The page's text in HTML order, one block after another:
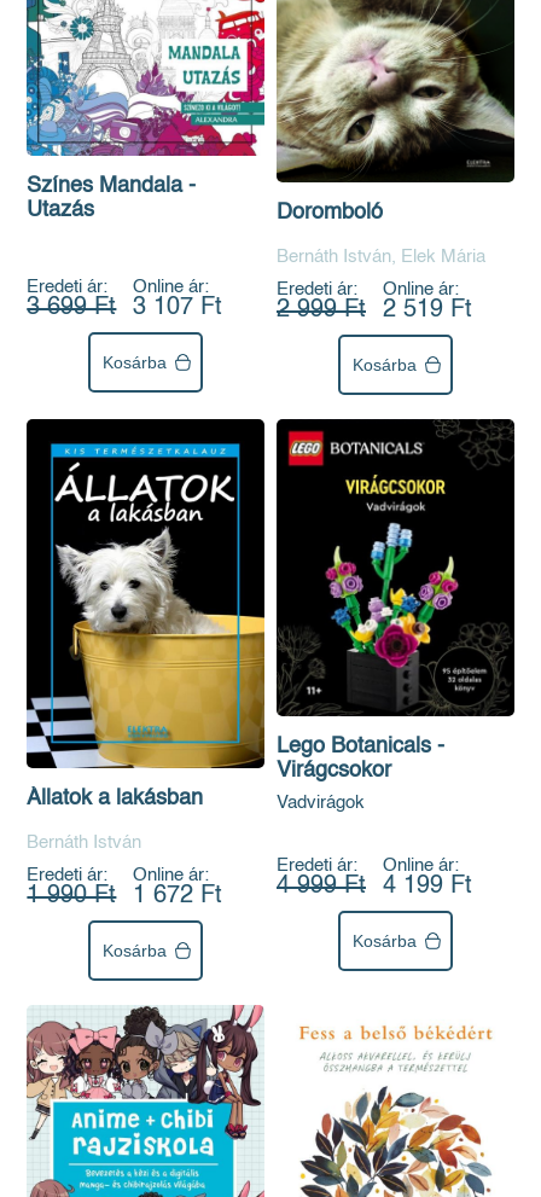
Színes Mandala -
Utazás
Eredeti ár:
3 699 Ft
Online ár:
3 107 Ft
Kosárba
Doromboló
Bernáth István, Elek Mária
Eredeti ár:
2 999 Ft
Online ár:
2 519 Ft
Kosárba
Állatok a lakásban
Bernáth István
Eredeti ár:
1 990 Ft
Online ár:
1 672 Ft
Kosárba
Lego Botanicals -
Virágcsokor
Vadvirágok
Eredeti ár:
4 999 Ft
Online ár:
4 199 Ft
Kosárba